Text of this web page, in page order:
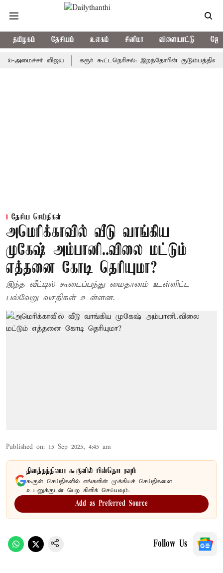
தமிழகம் தேசியம் உலகம் சினிமா விளையாட்டு
விஜய் கரூர் கூட்டநெரிசல்: இறந்தோரின்
தேசிய செய்திகள்
அமெரிக்காவில் வீடு வாங்கிய
முகேஷ் அம்பானி..விலை மட்டும்
எத்தனை கோடி தெரியுமா?
இந்த வீட்டில் கூடைப்பந்து மைதானம் உள்ளிட்ட
பல்வேறு வசதிகள் உள்ளன.
Published on: 15 Sep 2025, 4:45 am
தினத்தந்தியை கூகுளில் பின்தொடரவும்
கூகுள் செய்திகளில் எங்களின் முக்கியச் செய்திகளை
உடனுக்குடன் பெற கிளிக் செய்யவும்.
Add as Preferred Source
Follow Us